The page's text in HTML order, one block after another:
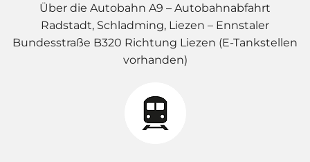
Über die Autobahn A9 – Autobahnabfahrt
Radstadt, Schladming, Liezen – Ennstaler
Bundesstraße B320 Richtung Liezen (E-Tankstellen
vorhanden)